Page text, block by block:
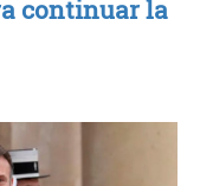
continuar la